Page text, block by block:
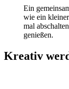
Ein
wie ein
mal
genießen.
Kreativ